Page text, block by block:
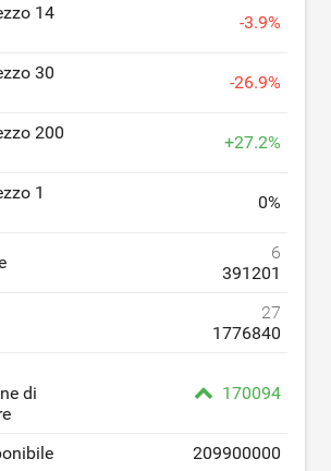
14
-3.9%
30
-26.9%
200
+27.2%
1
0%
6
391201
27
1776840
di
170094
209900000